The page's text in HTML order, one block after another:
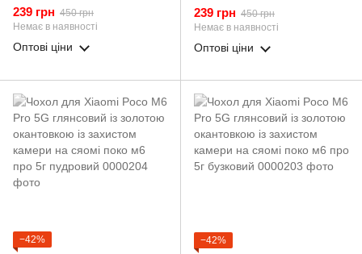
магнітною пластиною зі
шторкою на камері червоний
239 грн 450 грн
Немає в наявності
Оптові ціни
магнітною пластиною зі
шторкою на камері зелений
239 грн 450 грн
Немає в наявності
Оптові ціни
−42%
−42%